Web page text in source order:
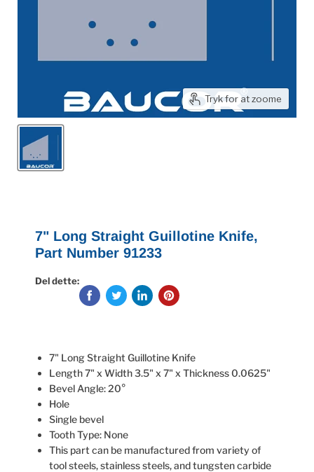
Tryk for at zoome
7" Long Straight Guillotine Knife,
Part Number 91233
Del dette:
7" Long Straight Guillotine Knife
Length 7" x Width 3.5" x 7" x Thickness 0.0625"
Bevel Angle: 20°
Hole
Single bevel
Tooth Type: None
This part can be manufactured from variety of
tool steels, stainless steels, and tungsten carbide